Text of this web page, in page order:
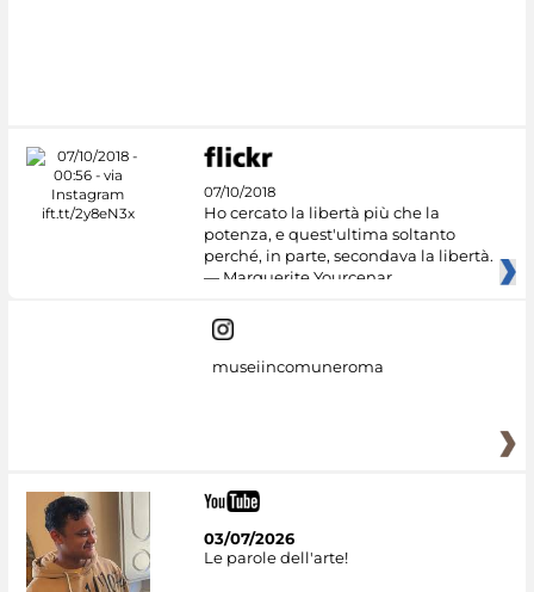
07/10/2018
Ho cercato la libertà più che la
potenza, e quest'ultima soltanto
perché, in parte, secondava la libertà.
— Marguerite Yourcenar
museiincomuneroma
03/07/2026
Le parole dell'arte!